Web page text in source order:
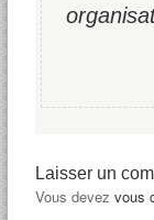
Laisser un
Vous devez vous